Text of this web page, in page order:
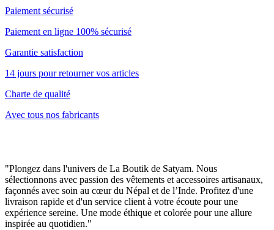
Paiement sécurisé
Paiement en ligne 100% sécurisé
Garantie satisfaction
14 jours pour retourner vos articles
Charte de qualité
Avec tous nos fabricants
"Plongez dans l'univers de La Boutik de Satyam. Nous
sélectionnons avec passion des vêtements et accessoires artisanaux,
façonnés avec soin au cœur du Népal et de l’Inde. Profitez d'une
livraison rapide et d'un service client à votre écoute pour une
expérience sereine. Une mode éthique et colorée pour une allure
inspirée au quotidien."